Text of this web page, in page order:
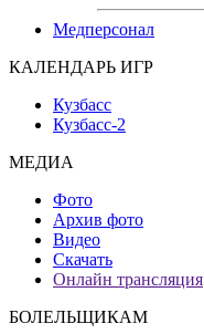
Медперсонал
КАЛЕНДАРЬ ИГР
Кузбасс
Кузбасс-2
МЕДИА
Фото
Архив фото
Видео
Скачать
Онлайн трансляция
БОЛЕЛЬЩИКАМ